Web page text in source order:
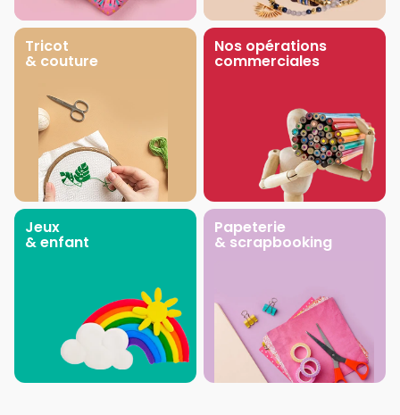
Tricot
& couture
Nos opérations
commerciales
Jeux
& enfant
Papeterie
& scrapbooking